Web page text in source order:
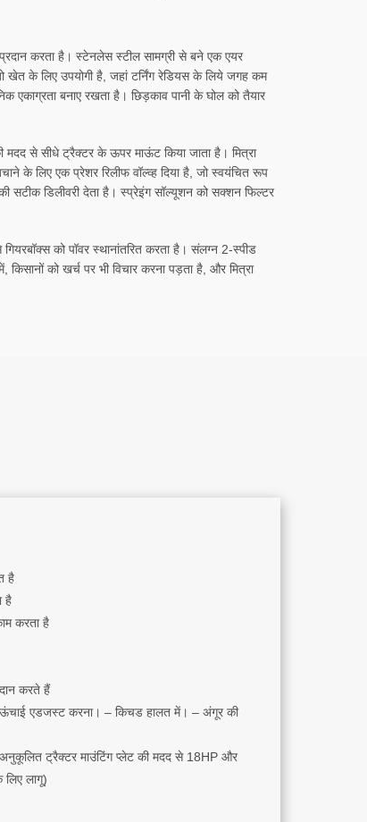
करता है। स्टेनलेस स्टील सामग्री से बने एक एयर
खेत के लिए उपयोगी है, जहां टर्निंग रेडियस के लिये जगह कम
बनाए रखता है। छिड़काव पानी के घोल को तैयार
से सीधे ट्रैक्टर के ऊपर माऊंट किया जाता है। मित्रा
के लिए एक प्रेशर रिलीफ वॉल्व्ह दिया है, जो स्वयंचित रूप
सटीक डिलीवरी देता है। स्प्रेइंग सॉल्यूशन को सक्शन फिल्टर
को पॉवर स्थानांतरित करता है। संलग्न 2-स्पीड
को खर्च पर भी विचार करना पड़ता है, और मित्रा
है
है
करता है
करते हैं
एडजस्ट करना। – किचड हालत में। – अंगूर की
ट्रैक्टर माउंटिंग प्लेट की मदद से 18HP और
लागू)